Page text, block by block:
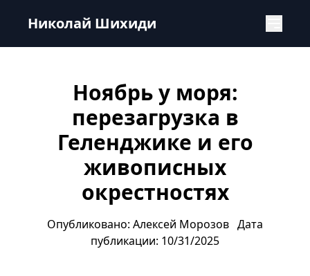
Николай Шихиди
Ноябрь у моря:
перезагрузка в
Геленджике и его
живописных
окрестностях
Опубликовано: Алексей Морозов Дата
публикации: 10/31/2025